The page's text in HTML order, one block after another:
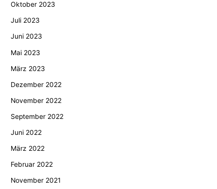
Oktober 2023
Juli 2023
Juni 2023
Mai 2023
März 2023
Dezember 2022
November 2022
September 2022
Juni 2022
März 2022
Februar 2022
November 2021